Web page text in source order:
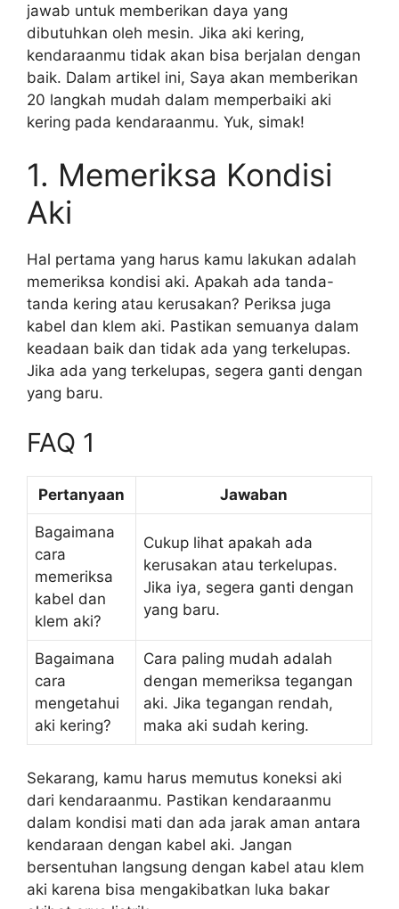
jawab untuk memberikan daya yang
dibutuhkan oleh mesin. Jika aki kering,
kendaraanmu tidak akan bisa berjalan dengan
baik. Dalam artikel ini, Saya akan memberikan
20 langkah mudah dalam memperbaiki aki
kering pada kendaraanmu. Yuk, simak!
1. Memeriksa Kondisi
Aki
Hal pertama yang harus kamu lakukan adalah
memeriksa kondisi aki. Apakah ada tanda-
tanda kering atau kerusakan? Periksa juga
kabel dan klem aki. Pastikan semuanya dalam
keadaan baik dan tidak ada yang terkelupas.
Jika ada yang terkelupas, segera ganti dengan
yang baru.
FAQ 1
Pertanyaan Jawaban
Bagaimana
cara
memeriksa
kabel dan
klem aki?
Cukup lihat apakah ada
kerusakan atau terkelupas.
Jika iya, segera ganti dengan
yang baru.
Bagaimana
cara
mengetahui
aki kering?
Cara paling mudah adalah
dengan memeriksa tegangan
aki. Jika tegangan rendah,
maka aki sudah kering.
Sekarang, kamu harus memutus koneksi aki
dari kendaraanmu. Pastikan kendaraanmu
dalam kondisi mati dan ada jarak aman antara
kendaraan dengan kabel aki. Jangan
bersentuhan langsung dengan kabel atau klem
aki karena bisa mengakibatkan luka bakar